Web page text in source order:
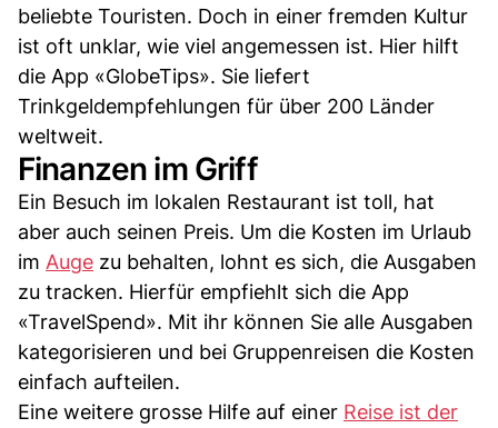
beliebte Touristen. Doch in einer fremden Kultur
ist oft unklar, wie viel angemessen ist. Hier hilft
die App «GlobeTips». Sie liefert
Trinkgeldempfehlungen für über 200 Länder
weltweit.
Finanzen im Griff
Ein Besuch im lokalen Restaurant ist toll, hat
aber auch seinen Preis. Um die Kosten im Urlaub
im Auge zu behalten, lohnt es sich, die Ausgaben
zu tracken. Hierfür empfiehlt sich die App
«TravelSpend». Mit ihr können Sie alle Ausgaben
kategorisieren und bei Gruppenreisen die Kosten
einfach aufteilen.
Eine weitere grosse Hilfe auf einer Reise ist der